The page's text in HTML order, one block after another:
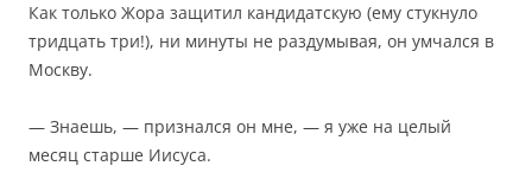
Как только Жора защитил кандидатскую (ему стукнуло
тридцать три!), ни минуты не раздумывая, он умчался в
Москву.
— Знаешь, — признался он мне, — я уже на целый
месяц старше Иисуса.